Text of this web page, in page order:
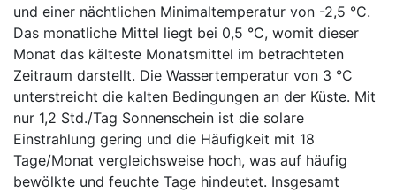
und einer nächtlichen Minimaltemperatur von -2,5 °C.
Das monatliche Mittel liegt bei 0,5 °C, womit dieser
Monat das kälteste Monatsmittel im betrachteten
Zeitraum darstellt. Die Wassertemperatur von 3 °C
unterstreicht die kalten Bedingungen an der Küste. Mit
nur 1,2 Std./Tag Sonnenschein ist die solare
Einstrahlung gering und die Häufigkeit mit 18
Tage/Monat vergleichsweise hoch, was auf häufig
bewölkte und feuchte Tage hindeutet. Insgesamt